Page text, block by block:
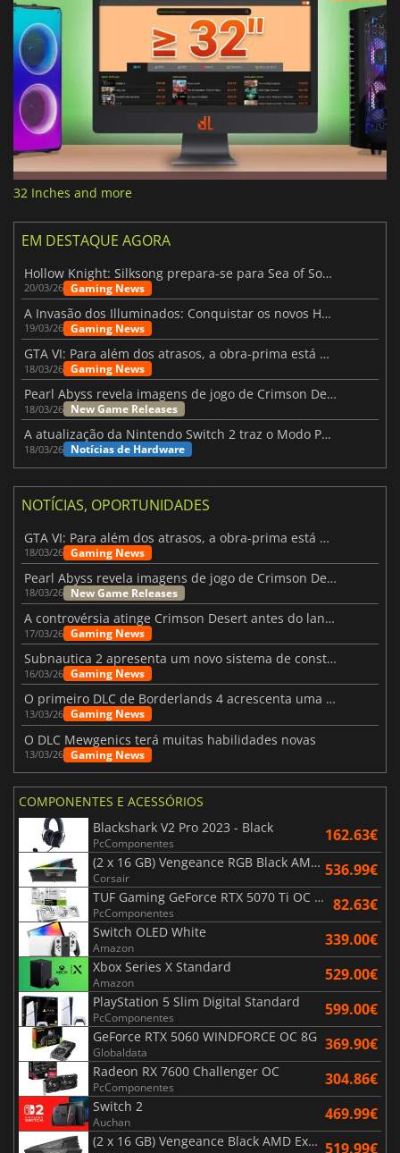
32 Inches and more
EM DESTAQUE AGORA
Hollow Knight: Silksong prepara-se para Sea of Sorrow com um patch
20/03/26 Gaming News
A Invasão dos Illuminados: Conquistar os novos Helldivers 2 Atualização!
19/03/26 Gaming News
GTA VI: Para além dos atrasos, a obra-prima está quase a chegar
18/03/26 Gaming News
Pearl Abyss revela imagens de jogo de Crimson Desert para a PS5
18/03/26 New Game Releases
A atualização da Nintendo Switch 2 traz o Modo Portátil aos jogos mais antigos da Switch
18/03/26 Notícias de Hardware
NOTÍCIAS, OPORTUNIDADES
GTA VI: Para além dos atrasos, a obra-prima está quase a chegar
18/03/26 Gaming News
Pearl Abyss revela imagens de jogo de Crimson Desert para a PS5
18/03/26 New Game Releases
A controvérsia atinge Crimson Desert antes do lançamento
17/03/26 Gaming News
Subnautica 2 apresenta um novo sistema de construção de bases
16/03/26 Gaming News
O primeiro DLC de Borderlands 4 acrescenta uma nova personagem e muito mais
13/03/26 Gaming News
O DLC Mewgenics terá muitas habilidades novas
13/03/26 Gaming News
COMPONENTES E ACESSÓRIOS
Blackshark V2 Pro 2023 - Black
PcComponentes 162.63€
(2 x 16 GB) Vengeance RGB Black AMD Expo 6000 MHz - CAS 30
Corsair 536.99€
TUF Gaming GeForce RTX 5070 Ti OC White Edition 16GB
PcComponentes 82.63€
Switch OLED White
Amazon 339.00€
Xbox Series X Standard
Amazon 529.00€
PlayStation 5 Slim Digital Standard
PcComponentes 599.00€
GeForce RTX 5060 WINDFORCE OC 8G
Globaldata 369.90€
Radeon RX 7600 Challenger OC
PcComponentes 304.86€
Switch 2
Auchan 469.99€
(2 x 16 GB) Vengeance Black AMD Expo 6000 MHz - CAS 30 519.99€